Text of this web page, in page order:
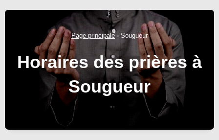
Page principale› Sougueur
Horaires des prières à
Sougueur